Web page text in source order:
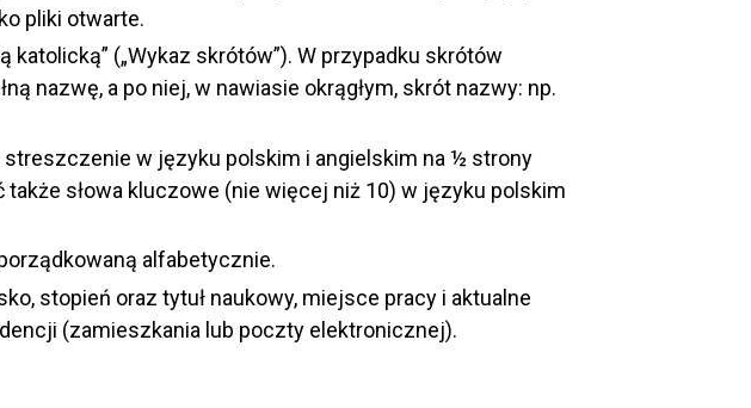
pliki otwarte.
(„Wykaz skrótów”). W przypadku skrótów
nazwę, a po niej, w nawiasie okrągłym, skrót nazwy: np.
streszczenie w języku polskim i angielskim na ½ strony
słowa kluczowe (nie więcej niż 10) w języku polskim
alfabetycznie.
stopień oraz tytuł naukowy, miejsce pracy i aktualne
(zamieszkania lub poczty elektronicznej).